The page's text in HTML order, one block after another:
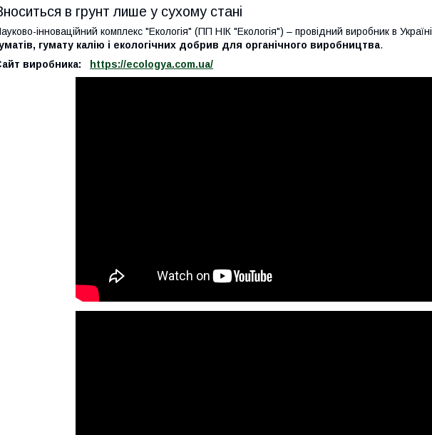
в грунт лише у сухому стані
інноваційний комплекс "Екологія" (ПП НІК "Екологія") – провідний виробник в Україні
гумату калію і екологічних добрив для органічного виробництва.
виробника:
https://ecologya.com.ua/